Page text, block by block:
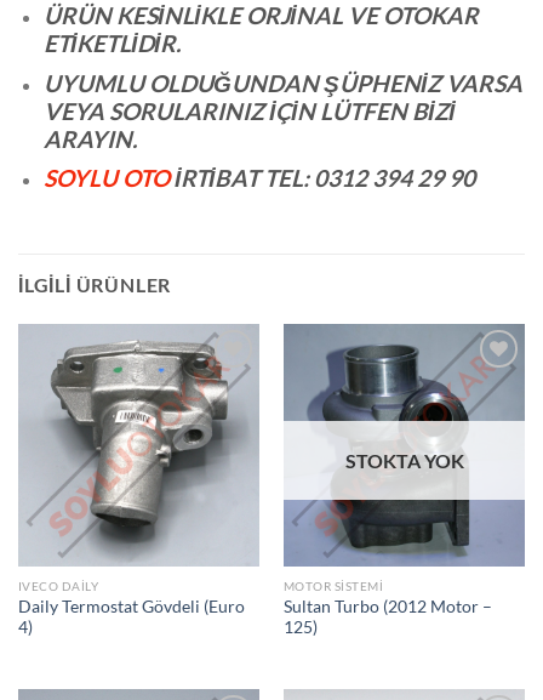
ÜRÜN KESİNLİKLE ORJİNAL VE OTOKAR
ETİKETLİDİR.
UYUMLU OLDUĞUNDAN ŞÜPHENİZ VARSA
VEYA SORULARINIZ İÇİN LÜTFEN BİZİ
ARAYIN.
SOYLU OTOİRTİBAT TEL: 0312 394 29 90
İLGILI ÜRÜNLER
İSTEK
LISTEME
EKLE
IVECO DAILY
Daily Termostat Gövdeli (Euro
4)
LISTEME
EKLE
STOKTA YOK
MOTOR SISTEMI
Sultan Turbo (2012 Motor –
125)